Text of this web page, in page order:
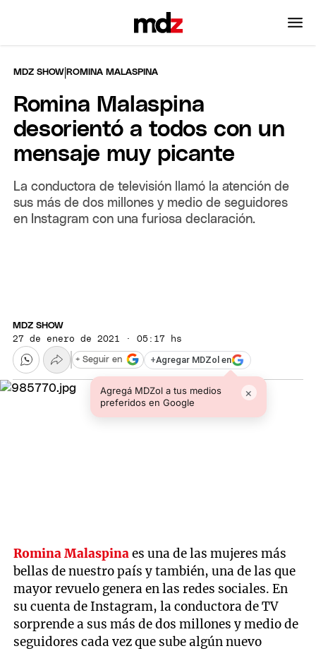
MDZ SHOW |ROMINA MALASPINA
Romina Malaspina
desorientó a todos con un
mensaje muy picante
La conductora de televisión llamó la atención de
sus más de dos millones y medio de seguidores
en Instagram con una furiosa declaración.
MDZ SHOW
27 de enero de 2021 · 05:17 hs
+Agregar MDZol en
Agregá MDZol a tus medios
preferidos en Google
×
+ Seguir en
Romina Malaspinaes una de las mujeres más
bellas de nuestro país y también, una de las que
mayor revuelo genera en las redes sociales. En
su cuenta de Instagram, la conductora de TV
sorprende a sus más de dos millones y medio de
seguidores cada vez que sube algún nuevo